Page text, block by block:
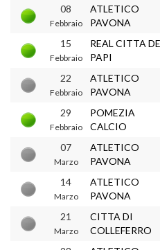
08
Febbraio
ATLETICO
PAVONA
15
Febbraio
REAL CITTA
PAPI
22
Febbraio
ATLETICO
PAVONA
29
Febbraio
POMEZIA
CALCIO
07
Marzo
ATLETICO
PAVONA
14
Marzo
ATLETICO
PAVONA
21
Marzo
CITTA DI
COLLEFERRO